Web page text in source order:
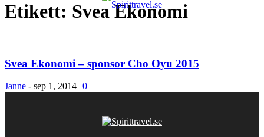
Etikett: Svea Ekonomi
Svea Ekonomi – sponsor Cho Oyu 2015
Janne - sep 1, 2014 0